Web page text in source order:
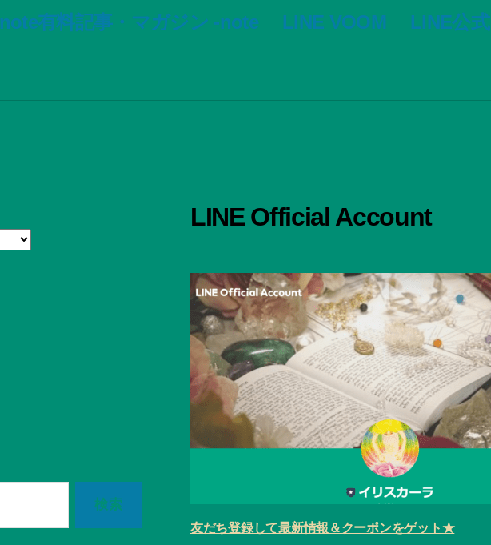
note有料記事・マガジン -note LINE VOOM LINE公式
LINE Official Account
友だち登録して最新情報＆クーポンをゲット★